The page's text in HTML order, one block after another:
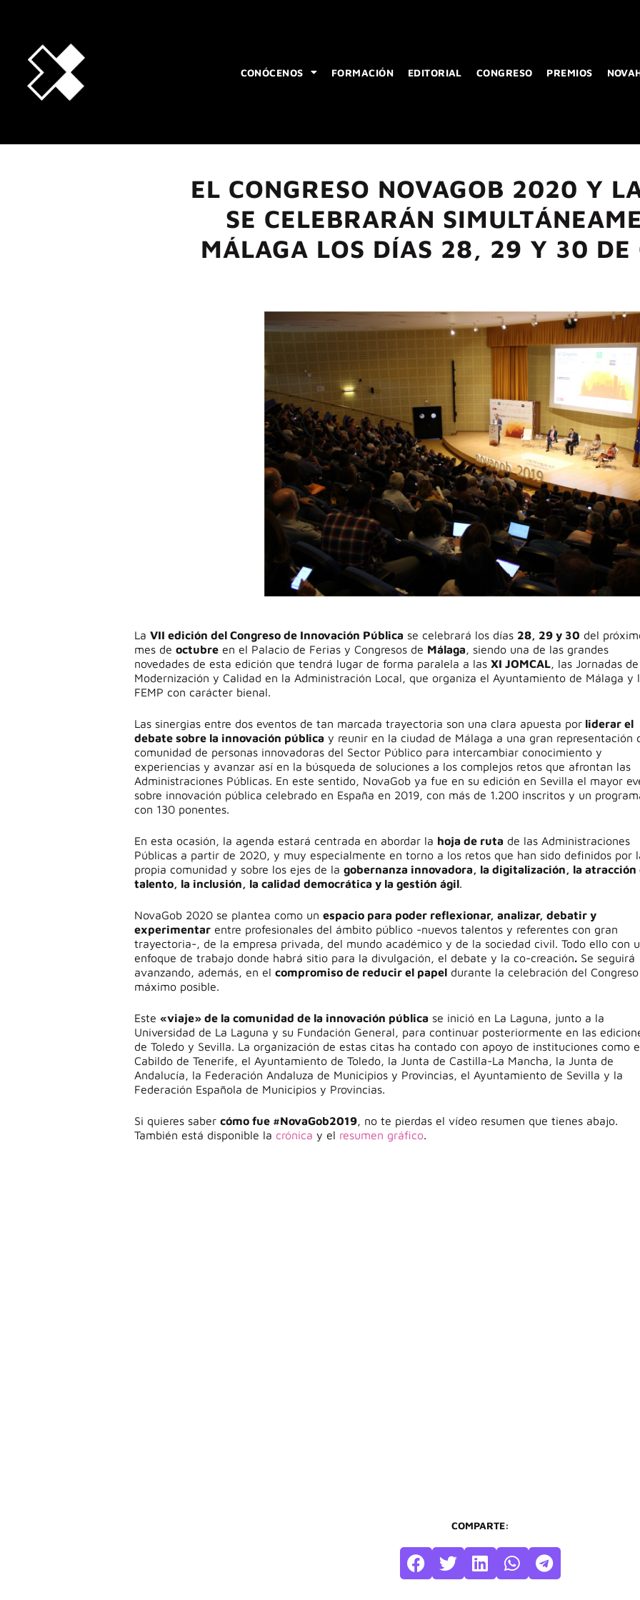
CONÓCENOS FORMACIÓN EDITORIAL CONGRESO PREMIOS
EL CONGRESO NOVAGOB 2020 Y
SE CELEBRARÁN
MÁLAGA LOS DÍAS 28, 29 Y 30 DE
LaVII edición del Congreso de Innovación Pública se celebrará los días 28, 29 y 30 del
mes deoctubre en el Palacio de Ferias y Congresos de Málaga, siendo una de las grandes
novedades de esta edición que tendrá lugar de forma paralela a lasXI JOMCAL, las Jornadas de
Modernización y Calidad en la Administración Local, que organiza el Ayuntamiento de Málaga y
FEMP con carácter bienal.
Las sinergias entre dos eventos de tan marcada trayectoria son una clara apuesta por liderar el
debate sobre la innovación pública y reunir en la ciudad de Málaga a una gran representación
comunidad de personas innovadoras del Sector Público para intercambiar conocimiento y
experiencias y avanzar así en la búsqueda de soluciones a los complejos retos que afrontan las
Administraciones Públicas. En este sentido, NovaGob ya fue en su edición en Sevilla el mayor
sobre innovación pública celebrado en España en 2019, con más de 1.200 inscritos y un
con 130 ponentes.
En esta ocasión, la agenda estará centrada en abordar la hoja de ruta de las Administraciones
Públicas a partir de 2020, y muy especialmente en torno a los retos que han sido definidos por
propia comunidad y sobre los ejes de lagobernanza innovadora, la digitalización, la atracción
talento, la inclusión, la calidad democrática y la gestión ágil.
NovaGob 2020 se plantea como unespacio para poder reflexionar, analizar, debatir y
experimentar entre profesionales del ámbito público -nuevos talentos y referentes con gran
trayectoria-, de la empresa privada, del mundo académico y de la sociedad civil. Todo ello con
enfoque de trabajo donde habrá sitio para la divulgación, el debate y la co-creación. Se seguirá
avanzando, además, en elcompromiso de reducir el papel durante la celebración del
máximo posible.
Este«viaje» de la comunidad de la innovación pública se inició en La Laguna, junto a la
Universidad de La Laguna y su Fundación General, para continuar posteriormente en las
de Toledo y Sevilla. La organización de estas citas ha contado con apoyo de instituciones como
Cabildo de Tenerife, el Ayuntamiento de Toledo, la Junta de Castilla-La Mancha, la Junta de
Andalucía, la Federación Andaluza de Municipios y Provincias, el Ayuntamiento de Sevilla y la
Federación Española de Municipios y Provincias.
Si quieres sabercómo fue #NovaGob2019, no te pierdas el vídeo resumen que tienes abajo.
También está disponible la crónica y el resumen gráfico.
COMPARTE: